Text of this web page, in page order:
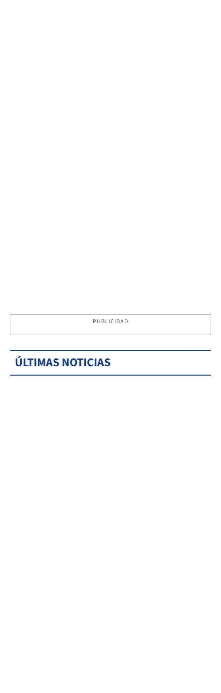
PUBLICIDAD
ÚLTIMAS NOTICIAS